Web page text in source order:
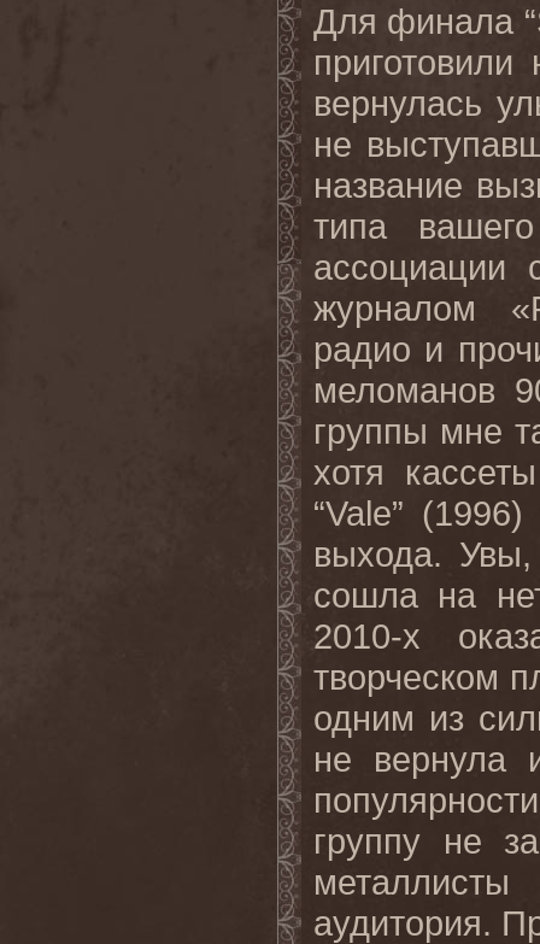
Для финала
вернулась
не
название
типа
ассоциации
журналом
радио и
меломанов
группы мне
хотя
“Vale”
выхода. Увы,
сошла на
2010-х
творческом
одним из
не вернула
группу не
аудитория.